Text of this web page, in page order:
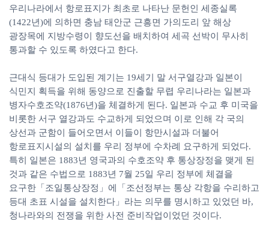
우리나라에서 항로표지가 최초로 나타난 문헌인 세종실록
(1422년)에 의하면 충남 태안군 근흥면 가의도리 앞 해상
광장목에 지방수령이 향도선을 배치하여 세곡 선박이 무사히
통과할 수 있도록 하였다고 한다.
근대식 등대가 도입된 계기는 19세기 말 서구열강과 일본이
식민지 획득을 위해 동양으로 진출할 무렵 우리나라는 일본과
병자수호조약(1876년)을 체결하게 된다. 일본과 수교 후 미국을
비롯한 서구 열강과도 수교하게 되었으며 이로 인해 각 국의
상선과 군함이 들어오면서 이들이 항만시설과 더불어
항로표지시설의 설치를 우리 정부에 수차례 요구하게 되었다.
특히 일본은 1883년 영국과의 수호조약 후 통상장정을 맺게 된
것과 같은 수법으로 1883년 7월 25일 우리 정부에 체결을
요구한「조일통상장정」에「조선정부는 통상 각항을 수리하고
등대 초표 시설을 설치한다」라는 의무를 명시하고 있었던 바,
청나라와의 전쟁을 위한 사전 준비작업이었던 것이다.